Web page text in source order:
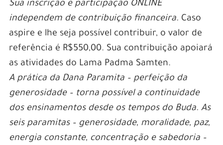
Sua inscrição e participação ONLINE
independem de contribuição financeira. Caso
aspire e lhe seja possível contribuir, o valor de
referência é R$550,00. Sua contribuição apoiará
as atividades do Lama Padma Samten.
A prática da Dana Paramita – perfeição da
generosidade – torna possível a continuidade
dos ensinamentos desde os tempos do Buda. As
seis paramitas – generosidade, moralidade, paz,
energia constante, concentração e sabedoria –